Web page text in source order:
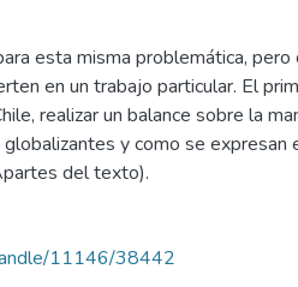
esta misma problemática, pero
en un trabajo particular. El
realizar un balance sobre la
y como se expresan
del texto).
11146/38442